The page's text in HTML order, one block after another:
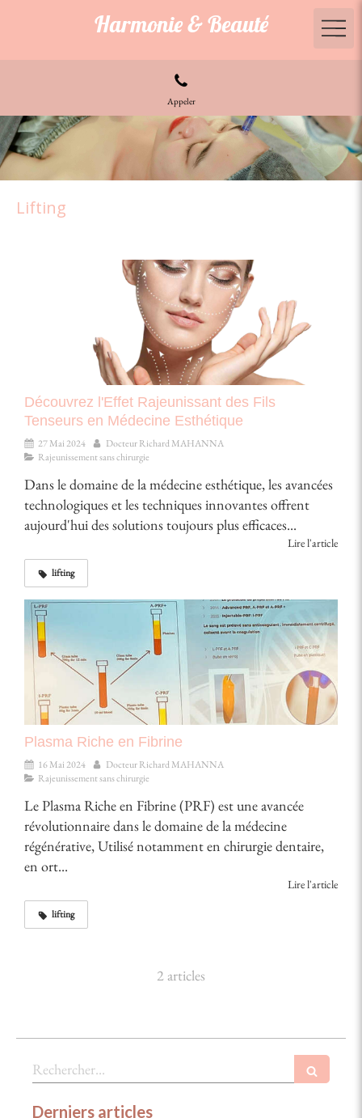
Harmonie & Beauté
Appeler
Lifting
Découvrez l'Effet Rajeunissant des Fils
Tenseurs en Médecine Esthétique
27 Mai 2024
Docteur Richard MAHANNA
Rajeunissement sans chirurgie
Dans le domaine de la médecine esthétique, les avancées
technologiques et les techniques innovantes offrent
aujourd'hui des solutions toujours plus efficaces...
Lire l'article
lifting
Plasma Riche en Fibrine
16 Mai 2024
Docteur Richard MAHANNA
Rajeunissement sans chirurgie
Le Plasma Riche en Fibrine (PRF) est une avancée
révolutionnaire dans le domaine de la médecine
régénérative, Utilisé notamment en chirurgie dentaire,
en ort...
Lire l'article
lifting
2 articles
Rechercher
Derniers articles